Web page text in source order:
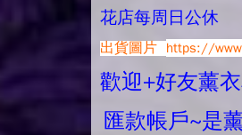
花店每周日公休
出貨圖片 https://
歡迎+好友薰
匯款帳戶~是